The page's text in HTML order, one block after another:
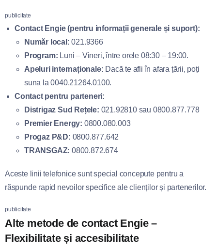
publicitate
Contact Engie (pentru informații generale și suport):
Număr local: 021.9366
Program: Luni – Vineri, între orele 08:30 – 19:00.
Apeluri internaționale: Dacă te afli în afara țării, poți
suna la 0040.21264.0100.
Contact pentru parteneri:
Distrigaz Sud Rețele: 021.92810 sau 0800.877.778
Premier Energy: 0800.080.003
Progaz P&D: 0800.877.642
TRANSGAZ: 0800.872.674
Aceste linii telefonice sunt special concepute pentru a
răspunde rapid nevoilor specifice ale clienților și partenerilor.
publicitate
Alte metode de contact Engie –
Flexibilitate și accesibilitate